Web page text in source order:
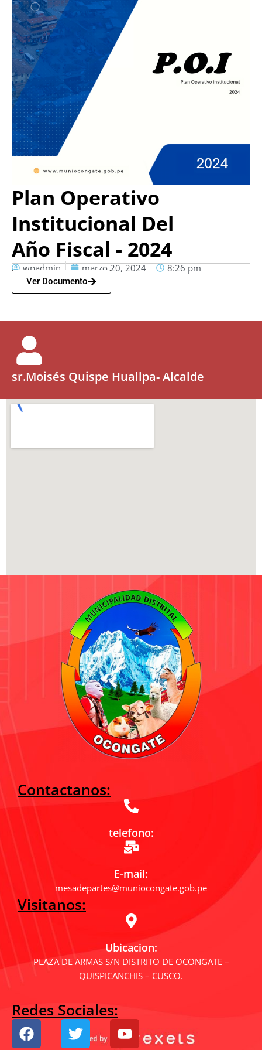
Plan Operativo
Institucional Del
Año Fiscal - 2024
wpadmin marzo 20, 2024 8:26 pm
Ver Documento
sr.Moisés Quispe Huallpa- Alcalde
Contactanos:
telefono:
E-mail:
mesadepartes@muniocongate.gob.pe
Visitanos:
Ubicacion:
PLAZA DE ARMAS S/N DISTRITO DE OCONGATE –
QUISPICANCHIS – CUSCO.
Redes Sociales:
F
a
T
w
Y
o